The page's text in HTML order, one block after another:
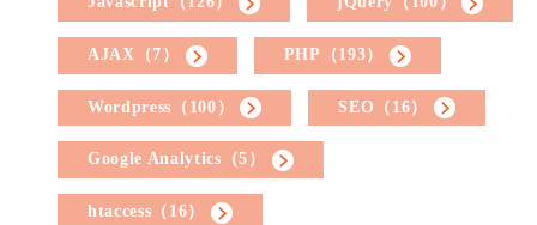
AJAX（7） PHP（193）
Wordpress（100） SEO（16）
Google Analytics（5）
htaccess（16）